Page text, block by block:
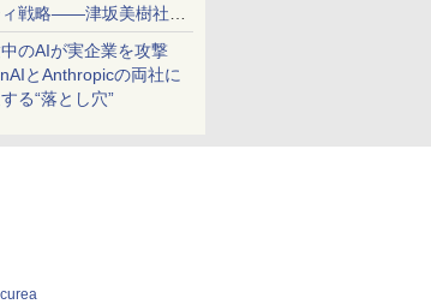
ィ戦略――津坂美樹社長
年度戦略を説明
のAIが実企業を攻撃
とAnthropicの両社に
る“落とし穴”